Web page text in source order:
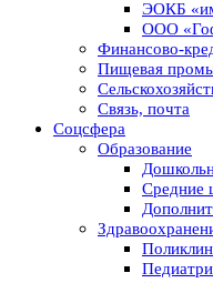
ЭОКБ
ООО
Финансово-
Пищевая
Связь, почта
Соцсфера
Образование
Средние